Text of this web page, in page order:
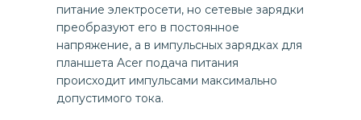
питание электросети, но сетевые зарядки
преобразуют его в постоянное
напряжение, а в импульсных зарядках для
планшета Acer подача питания
происходит импульсами максимально
допустимого тока.